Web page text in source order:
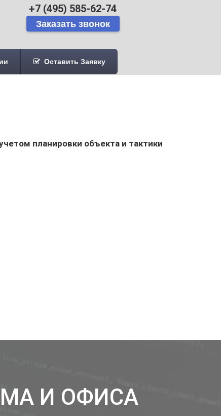
+7 (495) 585-62-74
Оставить Заявку
планировки объекта и тактики
И ОФИСА